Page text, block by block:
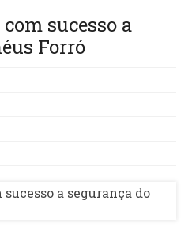
sucesso a
Forró